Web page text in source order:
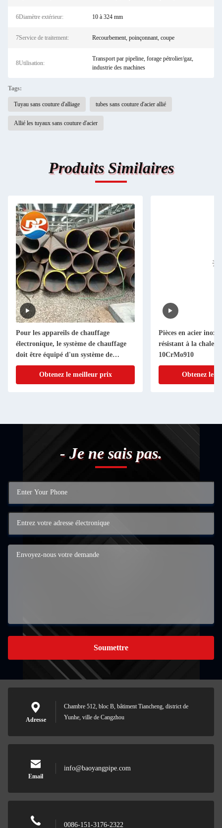
6Diamètre extérieur: 10 à 324 mm
7Service de traitement: Recourbement, poinçonnant, coupe
8Utilisation:
Transport par pipeline, forage pétrolier/gaz,
industrie des machines
Tags:
Tuyau sans couture d'alliage tubes sans couture d'acier allié
Allié les tuyaux sans couture d'acier
Produits Similaires
Pour les appareils de chauffage
électronique, le système de chauffage
doit être équipé d'un système de
chauffage électronique.
Obtenez le meilleur prix
Pièces en acier
résistant à la
10CrMo910
Obtenez le
- Je ne sais pas.
Soumettre
Adresse
Chambre 512, bloc B, bâtiment Tiancheng, district de
Yunhe, ville de Cangzhou
Email
info@baoyangpipe.com
0086-151-3176-2322